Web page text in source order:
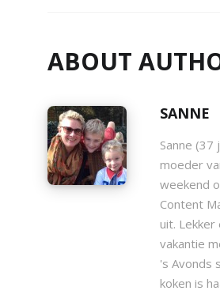
ABOUT
SANNE
Sanne
moeder
weekend
Content
uit.
vakantie
's Avonds
koken is